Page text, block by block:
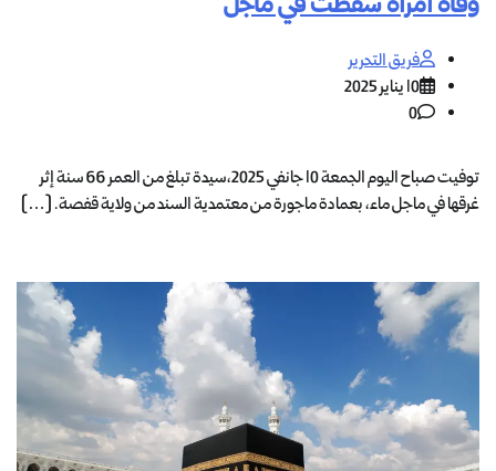
فريق التحرير
10 يناير 2025
0
توفيت صباح اليوم الجمعة 10 جانفي 2025،سيدة تبلغ من العمر 66 سنة إثر
غرقها في ماجل ماء، بعمادة ماجورة من معتمدية السند من ولاية قفصة. […]